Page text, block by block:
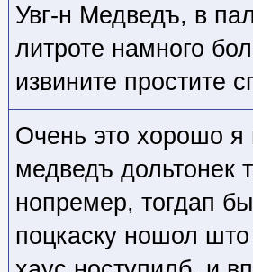
Увг-н Медведъ, в
литроте намного
извините простите
Очень это хорошо
медведъ дольтонек
нопремер, тогдап
поцкаску ношол